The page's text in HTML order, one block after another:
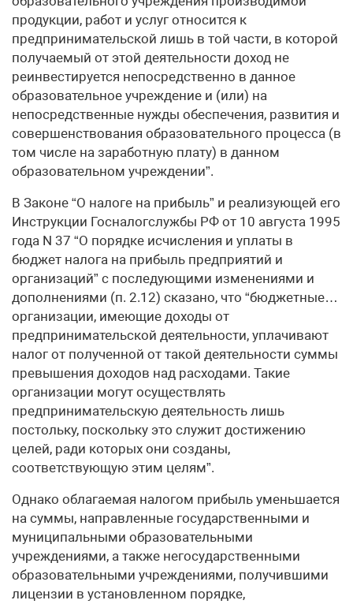
продукции, работ и услуг относится к
предпринимательской лишь в той части, в которой
получаемый от этой деятельности доход не
реинвестируется непосредственно в данное
образовательное учреждение и (или) на
непосредственные нужды обеспечения, развития и
совершенствования образовательного процесса (в
том числе на заработную плату) в данном
образовательном учреждении”.
В Законе “О налоге на прибыль” и реализующей его
Инструкции Госналогслужбы РФ от 10 августа 1995
года N 37 “О порядке исчисления и уплаты в
бюджет налога на прибыль предприятий и
организаций” с последующими изменениями и
дополнениями (п. 2.12) сказано, что “бюджетные…
организации, имеющие доходы от
предпринимательской деятельности, уплачивают
налог от полученной от такой деятельности суммы
превышения доходов над расходами. Такие
организации могут осуществлять
предпринимательскую деятельность лишь
постольку, поскольку это служит достижению
целей, ради которых они созданы,
соответствующую этим целям”.
Однако облагаемая налогом прибыль уменьшается
на суммы, направленные государственными и
муниципальными образовательными
учреждениями, а также негосударственными
образовательными учреждениями, получившими
лицензии в установленном порядке,